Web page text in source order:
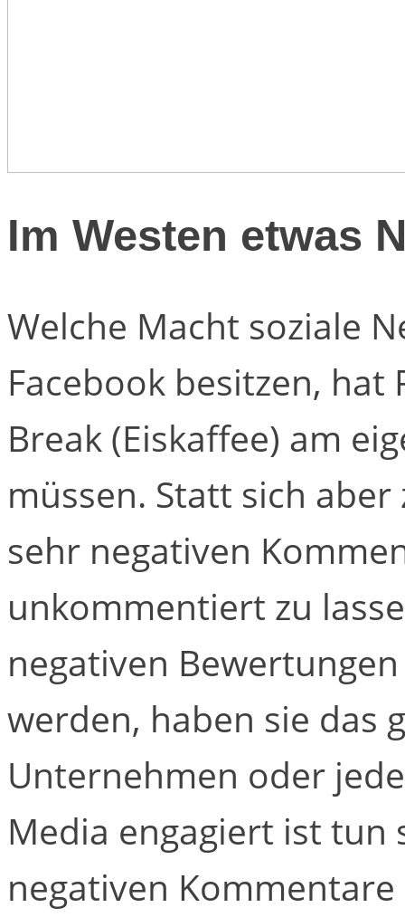
Im Westen etwas
Welche Macht soziale
Facebook besitzen,
Break (Eiskaffee) am
müssen. Statt sich
sehr negativen
unkommentiert zu
negativen
werden, haben sie das
Unternehmen oder
Media engagiert ist tun
negativen